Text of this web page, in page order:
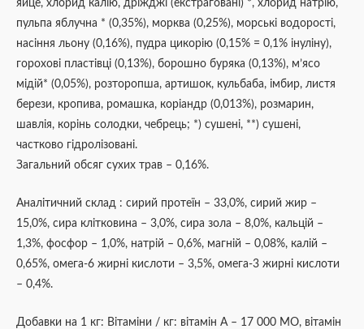
яйце, хлорид калію, дріжджі (екстраговані) *, хлорид натрію,
пульпа яблучна * (0,35%), морква (0,25%), морські водорості,
насіння льону (0,16%), пудра цикорію (0,15% = 0,1% інуліну),
горохові пластівці (0,13%), борошно буряка (0,13%), м’ясо
мідій* (0,05%), розторопша, артишок, кульбаба, імбир, листя
берези, кропива, ромашка, коріандр (0,013%), розмарин,
шавлія, корінь солодки, чебрець; *) сушені, **) сушені,
частково гідролізовані.
Загальний обсяг сухих трав – 0,16%.
Аналітичний склад : сирий протеїн – 33,0%, сирий жир –
15,0%, сира клітковина – 3,0%, сира зола – 8,0%, кальцій –
1,3%, фосфор – 1,0%, натрій – 0,6%, магній – 0,08%, калій –
0,65%, омега-6 жирні кислоти – 3,5%, омега-3 жирні кислоти
– 0,4%.
Добавки на 1 кг: Вітаміни / кг: вітамін A – 17 000 МО, вітамін